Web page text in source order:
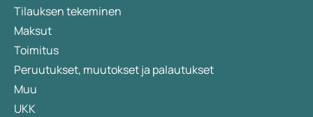
Tilauksen tekeminen
Maksut
Toimitus
Peruutukset, muutokset ja palautukset
Muu
UKK